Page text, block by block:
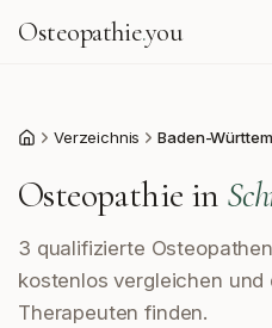
Osteopathie.you
Start Verzeichnis Baden-
Osteopathie in
3 qualifizierte
kostenlos vergleichen und
Therapeuten finden.